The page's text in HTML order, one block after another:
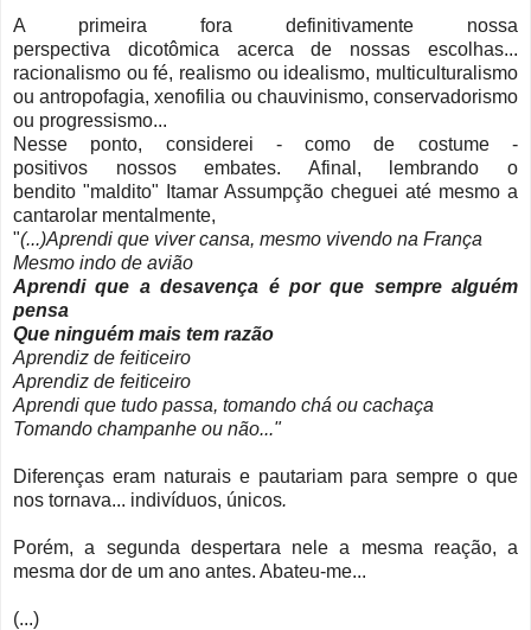
A primeira fora definitivamente nossa
perspectiva dicotômica acerca de nossas escolhas...
racionalismo ou fé, realismo ou idealismo, multiculturalismo
ou antropofagia, xenofilia ou chauvinismo, conservadorismo
ou progressismo...
Nesse ponto, considerei - como de costume -
positivos nossos embates. Afinal, lembrando o
bendito "maldito" Itamar Assumpção cheguei até mesmo a
cantarolar mentalmente,
"(...)Aprendi que viver cansa, mesmo vivendo na França
Mesmo indo de avião
Aprendi que a desavença é por que sempre alguém
pensa
Que ninguém mais tem razão
Aprendiz de feiticeiro
Aprendiz de feiticeiro
Aprendi que tudo passa, tomando chá ou cachaça
Tomando champanhe ou não..."
Diferenças eram naturais e pautariam para sempre o que
nos tornava... indivíduos, únicos.
Porém, a segunda despertara nele a mesma reação, a
mesma dor de um ano antes. Abateu-me...
(...)